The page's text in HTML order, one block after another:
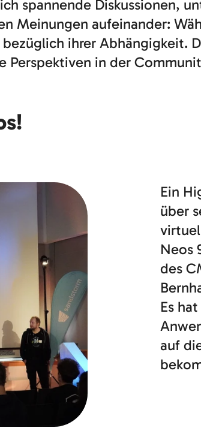
spannende Diskussionen,
Meinungen aufeinander:
ihrer Abhängigkeit.
in der
Ein
über
Neos
des
Es
auf